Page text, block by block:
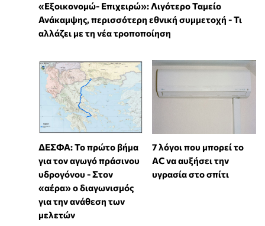
«Εξοικονομώ- Επιχειρώ»: Λιγότερο Ταμείο
Ανάκαμψης, περισσότερη εθνική συμμετοχή - Τι
αλλάζει με τη νέα τροποποίηση
ΔΕΣΦΑ: Το πρώτο βήμα
για τον αγωγό πράσινου
υδρογόνου - Στον
«αέρα» ο διαγωνισμός
για την ανάθεση των
μελετών
7 λόγοι που μπορεί το
AC να αυξήσει την
υγρασία στο σπίτι